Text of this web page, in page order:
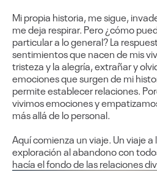
Mi propia historia, me sigue,
me deja respirar. Pero ¿cómo
particular a lo general? La
sentimientos que nacen de mis
tristeza y la alegría, extrañar y
emociones que surgen de mi
permite establecer relaciones.
vivimos emociones y
más allá de lo personal.
Aquí comienza un viaje. Un viaje
exploración al abandono con
hacía el fondo de las relaciones